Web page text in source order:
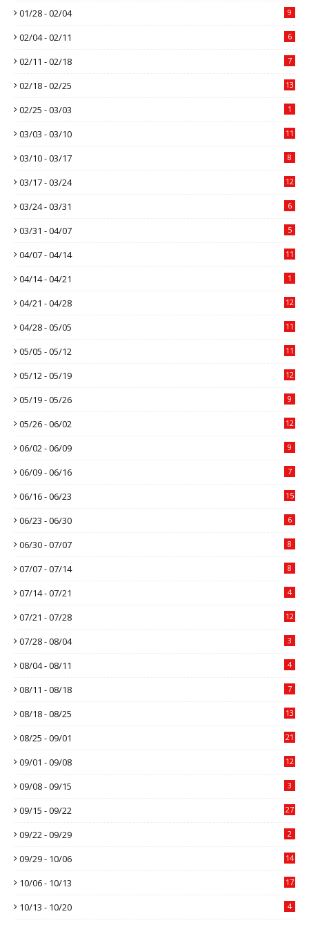
01/28 - 02/04 9
02/04 - 02/11 6
02/11 - 02/18 7
02/18 - 02/25 13
02/25 - 03/03 1
03/03 - 03/10 11
03/10 - 03/17 8
03/17 - 03/24 12
03/24 - 03/31 6
03/31 - 04/07 5
04/07 - 04/14 11
04/14 - 04/21 1
04/21 - 04/28 12
04/28 - 05/05 11
05/05 - 05/12 11
05/12 - 05/19 12
05/19 - 05/26 9
05/26 - 06/02 12
06/02 - 06/09 9
06/09 - 06/16 7
06/16 - 06/23 15
06/23 - 06/30 6
06/30 - 07/07 8
07/07 - 07/14 8
07/14 - 07/21 4
07/21 - 07/28 12
07/28 - 08/04 3
08/04 - 08/11 4
08/11 - 08/18 7
08/18 - 08/25 13
08/25 - 09/01 21
09/01 - 09/08 12
09/08 - 09/15 3
09/15 - 09/22 27
09/22 - 09/29 2
09/29 - 10/06 14
10/06 - 10/13 17
10/13 - 10/20 4